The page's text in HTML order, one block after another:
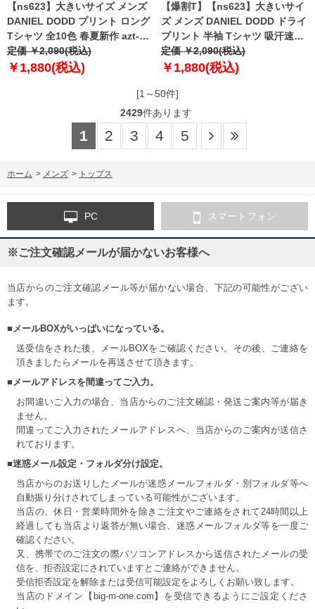
【ns623】大きいサイズ メンズ
DANIEL DODD プリント ロング
Tシャツ 全10色 春夏新作 azt-
2601pt1 【fre】
定価 ￥2,090(税込)
￥1,880(税込)
【爆割T】【ns623】大きいサイ
ズ メンズ DANIEL DODD ドライ
プリント 半袖 Tシャツ 吸汗速乾
春夏新作 azt-2602dry1 【fre】
定価 ￥2,090(税込)
￥1,880(税込)
[1～50件]
2429件あります
1 2 3 4 5
ホーム > メンズ > トップス
PC スマートフォン
※ご注文確認メールが届かないお客様へ
当店からのご注文確認メール等が届かない場合、下記の可能性がござい
ます。
■メールBOXがいっぱいになっている。
送受信をされた後、メールBOXをご確認ください。その後、ご連絡を
頂きましたらメールを再送させて頂きます。
■メールアドレスを間違ってご入力。
お間違いご入力の場合、当店からのご注文確認・発送ご案内等が届き
ません。
間違ってご入力されたメールアドレスへ、当店からのご案内が送信さ
れております。
■迷惑メール設定・フォルダ分け設定。
当店からのお送りしたメールが迷惑メールフォルダ・別フォルダ等へ
自動振り分けされてしまっている可能性がございます。
当店の、休日・営業時間外を除きご注文やご連絡をされて24時間以上
経過しても当店より返答が無い場合、迷惑メールフォルダ等を一度ご
確認ください。
又、携帯でのご注文の際パソコンアドレスから送信されたメールの受
信を、拒否設定にされていますとご連絡ができません。
受信拒否設定を解除または受信可能設定をよろしくお願い致します。
当店のドメイン【big-m-one.com】を受信できるようにご設定くださ